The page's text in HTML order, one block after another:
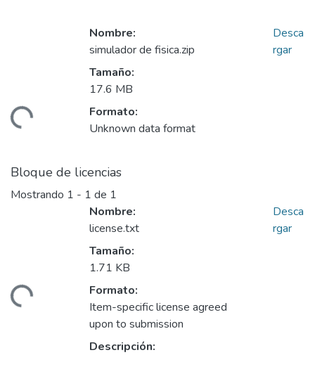
Nombre:
simulador de fisica.zip
Tamaño:
17.6 MB
Formato:
Unknown data format
Desca
rgar
Bloque de licencias
Mostrando 1 - 1 de 1
Nombre:
license.txt
Tamaño:
1.71 KB
Formato:
Item-specific license agreed
upon to submission
Descripción:
Desca
rgar